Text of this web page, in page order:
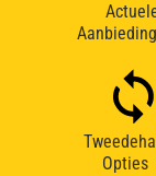
Opties